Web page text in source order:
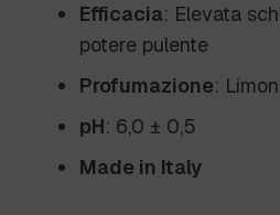
Efficacia: Elevata
potere pulente
Profumazione:
pH: 6,0 ± 0,5
Made in Italy